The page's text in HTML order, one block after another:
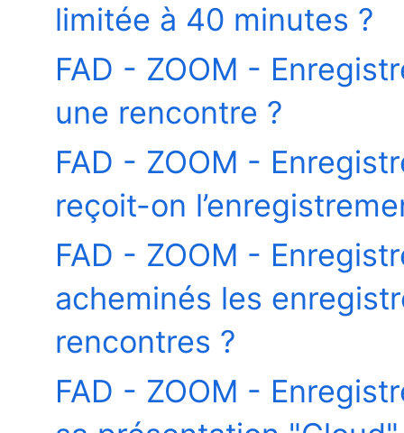
limitée à 40 minutes ?
FAD - ZOOM -
une rencontre ?
FAD - ZOOM -
reçoit-on
FAD - ZOOM -
acheminés les
rencontres ?
FAD - ZOOM -